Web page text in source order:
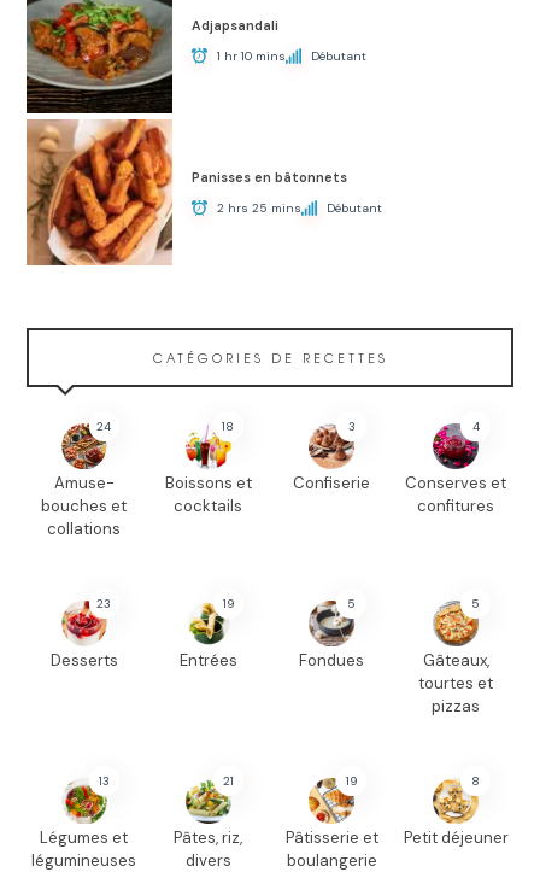
Adjapsandali
1 hr 10 mins Débutant
Panisses en bâtonnets
2 hrs 25 mins Débutant
CATÉGORIES DE RECETTES
24
Amuse-
bouches et
collations
18
Boissons et
cocktails
3
Confiserie
4
Conserves et
confitures
23
Desserts
19
Entrées
5
Fondues
5
Gâteaux,
tourtes et
pizzas
13
Légumes et
légumineuses
21
Pâtes, riz,
divers
19
Pâtisserie et
boulangerie
8
Petit déjeuner